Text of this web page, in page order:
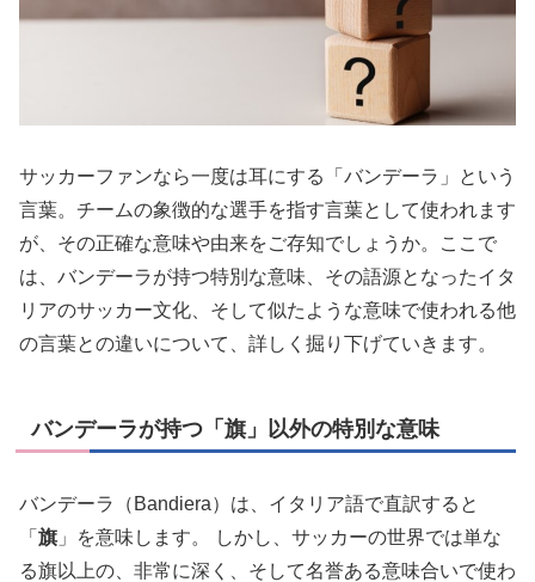
サッカーファンなら一度は耳にする「バンデーラ」という
言葉。チームの象徴的な選手を指す言葉として使われます
が、その正確な意味や由来をご存知でしょうか。ここで
は、バンデーラが持つ特別な意味、その語源となったイタ
リアのサッカー文化、そして似たような意味で使われる他
の言葉との違いについて、詳しく掘り下げていきます。
バンデーラが持つ「旗」以外の特別な意味
バンデーラ（Bandiera）は、イタリア語で直訳すると
「 旗 」を意味します。 しかし、サッカーの世界では単な
る旗以上の、非常に深く、そして名誉ある意味合いで使わ